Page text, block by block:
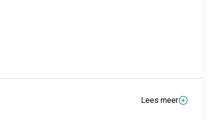
Lees meer